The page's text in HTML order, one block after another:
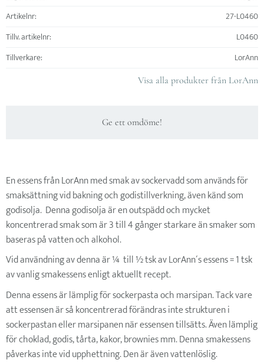
Artikelnr
27-L0460
Tillv. artikelnr
L0460
Tillverkare
LorAnn
Visa alla produkter från LorAnn
Ge ett omdöme!
En essens från LorAnn med smak av sockervadd som används för
smaksättning vid bakning och godistillverkning, även känd som
godisolja. Denna godisolja är en outspädd och mycket
koncentrerad smak som är 3 till 4 gånger starkare än smaker som
baseras på vatten och alkohol.
Vid användning av denna är ¼ till ½ tsk av LorAnn´s essens = 1 tsk
av vanlig smakessens enligt aktuellt recept.
Denna essens är lämplig för sockerpasta och marsipan. Tack vare
att essensen är så koncentrerad förändras inte strukturen i
sockerpastan eller marsipanen när essensen tillsätts. Även lämplig
för choklad, godis, tårta, kakor, brownies mm. Denna smakessens
påverkas inte vid upphettning. Den är även vattenlöslig.